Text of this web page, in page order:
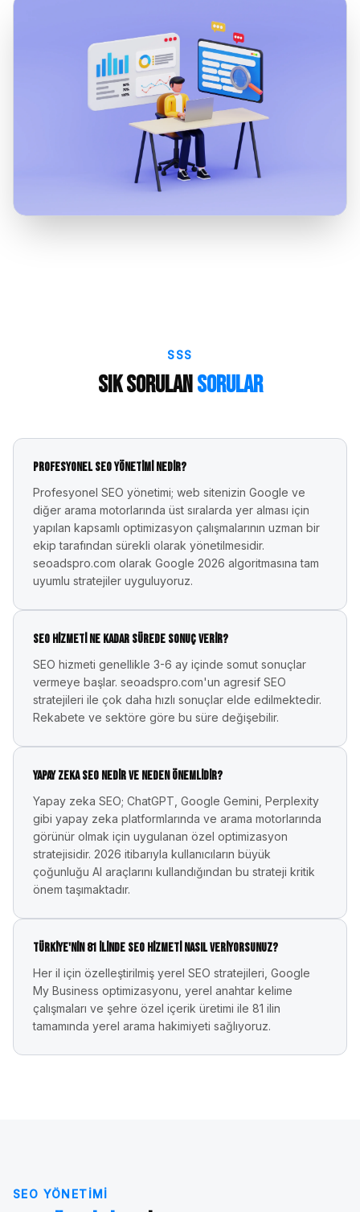
SSS
Sık SorulanSorular
Profesyonel SEO yönetimi nedir?
Profesyonel SEO yönetimi; web sitenizin Google ve
diğer arama motorlarında üst sıralarda yer alması için
yapılan kapsamlı optimizasyon çalışmalarının uzman bir
ekip tarafından sürekli olarak yönetilmesidir.
seoadspro.com olarak Google 2026 algoritmasına tam
uyumlu stratejiler uyguluyoruz.
SEO hizmeti ne kadar sürede sonuç verir?
SEO hizmeti genellikle 3-6 ay içinde somut sonuçlar
vermeye başlar. seoadspro.com'un agresif SEO
stratejileri ile çok daha hızlı sonuçlar elde edilmektedir.
Rekabete ve sektöre göre bu süre değişebilir.
Yapay zeka SEO nedir ve neden önemlidir?
Yapay zeka SEO; ChatGPT, Google Gemini, Perplexity
gibi yapay zeka platformlarında ve arama motorlarında
görünür olmak için uygulanan özel optimizasyon
stratejisidir. 2026 itibarıyla kullanıcıların büyük
çoğunluğu AI araçlarını kullandığından bu strateji kritik
önem taşımaktadır.
Türkiye'nin 81 ilinde SEO hizmeti nasıl veriyorsunuz?
Her il için özelleştirilmiş yerel SEO stratejileri, Google
My Business optimizasyonu, yerel anahtar kelime
çalışmaları ve şehre özel içerik üretimi ile 81 ilin
tamamında yerel arama hakimiyeti sağlıyoruz.
SEO YÖNETIMI